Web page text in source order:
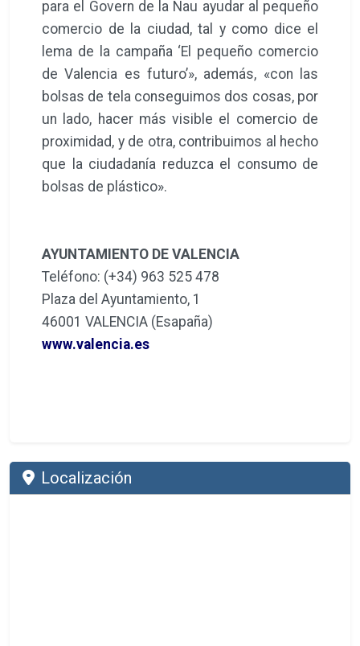
para el Govern de la Nau ayudar al pequeño
comercio de la ciudad, tal y como dice el
lema de la campaña ‘El pequeño comercio
de Valencia es futuro’», además, «con las
bolsas de tela conseguimos dos cosas, por
un lado, hacer más visible el comercio de
proximidad, y de otra, contribuimos al hecho
que la ciudadanía reduzca el consumo de
bolsas de plástico».
AYUNTAMIENTO DE VALENCIA
Teléfono: (+34) 963 525 478
Plaza del Ayuntamiento, 1
46001 VALENCIA (Esapaña)
www.valencia.es
Localización